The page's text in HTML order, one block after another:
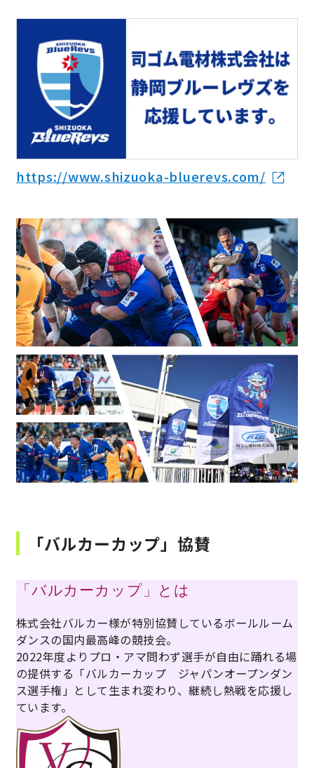
08 ゴムの焼き付け心金
各種金型
その他
代理店から探す
エントリー
福利厚生
サークル活動
close
https://www.shizuoka-bluerevs.com/
「バルカーカップ」協賛
「バルカーカップ」とは
株式会社バルカー様が特別協賛しているボールルーム
ダンスの国内最高峰の競技会。
2022年度よりプロ・アマ問わず選手が自由に踊れる場
の提供する 「バルカーカップ ジャパンオープンダン
ス選手権」 として生まれ変わり、継続し熱戦を応援し
ています。